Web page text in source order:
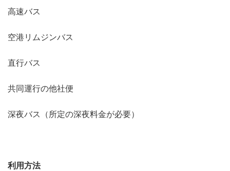
高速バス
空港リムジンバス
直行バス
共同運行の他社便
深夜バス（所定の深夜料金が必要）
利用方法